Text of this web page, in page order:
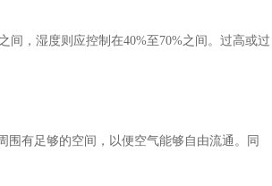
间，湿度则应控制在40%至70%之间。过高或过
有足够的空间，以便空气能够自由流通。同